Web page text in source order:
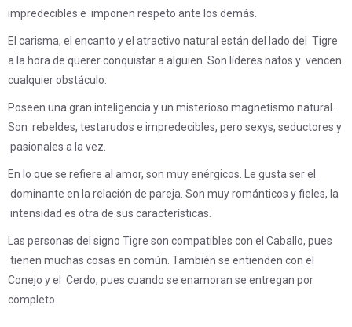
impredecibles e imponen respeto ante los demás.
El carisma, el encanto y el atractivo natural están del lado del Tigre
a la hora de querer conquistar a alguien. Son líderes natos y vencen
cualquier obstáculo.
Poseen una gran inteligencia y un misterioso magnetismo natural.
Son rebeldes, testarudos e impredecibles, pero sexys, seductores y
pasionales a la vez.
En lo que se refiere al amor, son muy enérgicos. Le gusta ser el
dominante en la relación de pareja. Son muy románticos y fieles, la
intensidad es otra de sus características.
Las personas del signo Tigre son compatibles con el Caballo, pues
tienen muchas cosas en común. También se entienden con el
Conejo y el Cerdo, pues cuando se enamoran se entregan por
completo.